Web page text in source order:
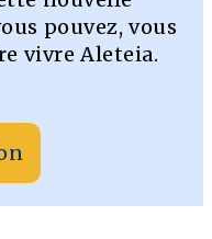
pouvez, vous
vivre Aleteia.